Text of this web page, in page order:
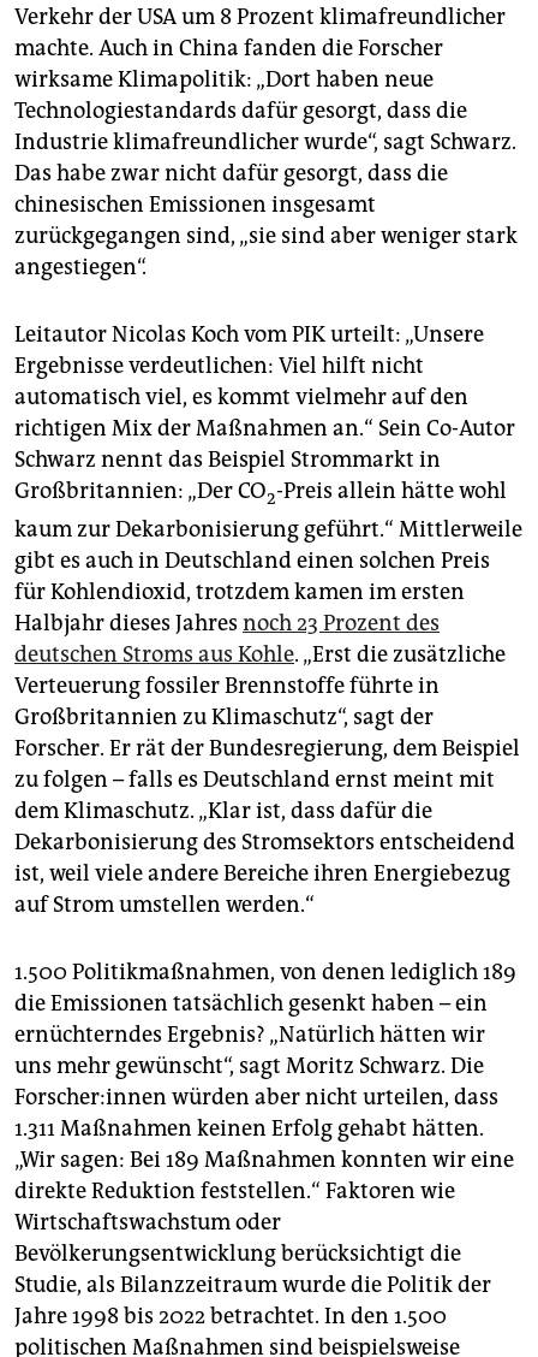
Verkehr der USA um 8 Prozent klimafreundlicher
machte. Auch in China fanden die Forscher
wirksame Klimapolitik: „Dort haben neue
Technologiestandards dafür gesorgt, dass die
Industrie klimafreundlicher wurde“, sagt Schwarz.
Das habe zwar nicht dafür gesorgt, dass die
chinesischen Emissionen insgesamt
zurückgegangen sind, „sie sind aber weniger stark
angestiegen“.
Leitautor Nicolas Koch vom PIK urteilt: „Unsere
Ergebnisse verdeutlichen: Viel hilft nicht
automatisch viel, es kommt vielmehr auf den
richtigen Mix der Maßnahmen an.“ Sein Co-Autor
Schwarz nennt das Beispiel Strommarkt in
Großbritannien: „Der CO2-Preis allein hätte wohl
kaum zur Dekarbonisierung geführt.“ Mittlerweile
gibt es auch in Deutschland einen solchen Preis
für Kohlendioxid, trotzdem kamen im ersten
Halbjahr dieses Jahres noch 23 Prozent des
deutschen Stroms aus Kohle. „Erst die zusätzliche
Verteuerung fossiler Brennstoffe führte in
Großbritannien zu Klimaschutz“, sagt der
Forscher. Er rät der Bundesregierung, dem Beispiel
zu folgen – falls es Deutschland ernst meint mit
dem Klimaschutz. „Klar ist, dass dafür die
Dekarbonisierung des Stromsektors entscheidend
ist, weil viele andere Bereiche ihren Energiebezug
auf Strom umstellen werden.“
1.500 Politikmaßnahmen, von denen lediglich 189
die Emissionen tatsächlich gesenkt haben – ein
ernüchterndes Ergebnis? „Natürlich hätten wir
uns mehr gewünscht“, sagt Moritz Schwarz. Die
For­scher:in­nen würden aber nicht urteilen, dass
1.311 Maßnahmen keinen Erfolg gehabt hätten.
„Wir sagen: Bei 189 Maßnahmen konnten wir eine
direkte Reduktion feststellen.“ Faktoren wie
Wirtschaftswachstum oder
Bevölkerungsentwicklung berücksichtigt die
Studie, als Bilanzzeitraum wurde die Politik der
Jahre 1998 bis 2022 betrachtet. In den 1.500
politischen Maßnahmen sind beispielsweise